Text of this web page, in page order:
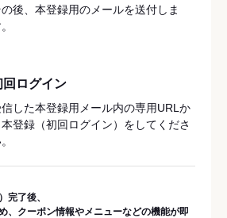
の後、本登録用のメールを送付しま
回ログイン
した本登録用メール内の専用URLか
本登録（初回ログイン）をしてくださ
完了後、
、クーポン情報やメニューなどの機能が即